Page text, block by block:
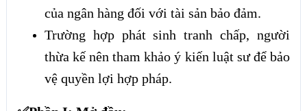
của ngân hàng đối với tài sản bảo đảm.
Trường hợp phát sinh tranh chấp, người
thừa kế nên tham khảo ý kiến luật sư để bảo
vệ quyền lợi hợp pháp.